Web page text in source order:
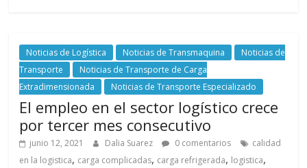
Noticias de Logística Noticias de Transmaquina
Noticias de
Transporte
Noticias de Transporte de Carga
Extradimensionada
Noticias de Transporte Especializado
El empleo en el sector logístico crece
por tercer mes consecutivo
junio 12, 2021 Dalia Suarez 0 comentarios
calidad
en la logistica, carga complicadas, carga refrigerada, logistica,